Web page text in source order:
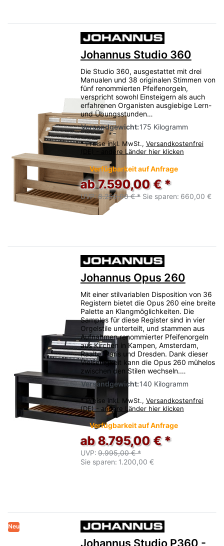
Johannus Studio 360
Die Studio 360, ausgestattet mit drei
Manualen und 38 originalen Stimmen von
fünf renommierten Pfeifenorgeln,
verspricht sowohl Einsteigern als auch
erfahrenen Organisten ausgiebige Lern-
und Übungsstunden…
Versandgewicht:175 Kilogramm
* Preise inkl. MwSt., Versandkostenfrei
(DE) - andere Länder hier klicken
Verfügbarkeit auf Anfrage
ab 7.590,00 € *
UVP:8.250,00 € * Sie sparen: 660,00 €
Johannus Opus 260
Mit einer stilvariablen Disposition von 36
Registern bietet die Opus 260 eine breite
Palette an Klangmöglichkeiten. Die
Samples für diese Register sind in vier
Orgelstile unterteilt, und stammen aus
Aufnahmen renommierter Pfeifenorgeln
aus Kirchen in Kampen, Amsterdam,
Raalte, Paris und Dresden. Dank dieser
Vielseitigkeit kann die Opus 260 mühelos
zwischen den Stilen wechseln.…
Versandgewicht:140 Kilogramm
* Preise inkl. MwSt., Versandkostenfrei
(DE) - andere Länder hier klicken
Verfügbarkeit auf Anfrage
ab 8.795,00 € *
UVP: 9.995,00 € *
Sie sparen: 1.200,00 €
Neu
Johannus Studio P360 -